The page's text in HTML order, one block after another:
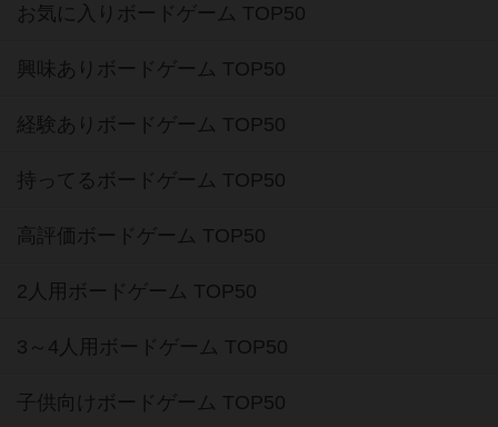
お気に入りボードゲーム TOP50
興味ありボードゲーム TOP50
経験ありボードゲーム TOP50
持ってるボードゲーム TOP50
高評価ボードゲーム TOP50
2人用ボードゲーム TOP50
3～4人用ボードゲーム TOP50
子供向けボードゲーム TOP50